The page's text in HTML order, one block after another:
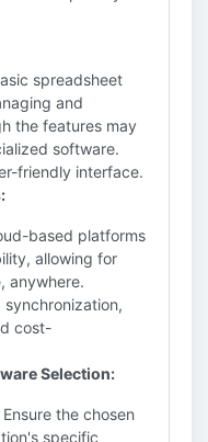
spreadsheet
and
the features may
software.
friendly interface.
based platforms
allowing for
anywhere.
synchronization,
cost-
Selection:
Ensure the chosen
specific